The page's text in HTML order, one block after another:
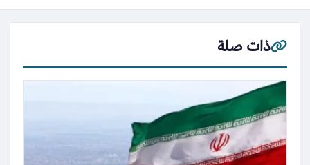
ذات صلة